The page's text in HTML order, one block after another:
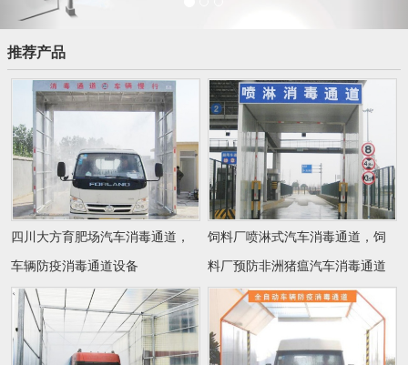
推荐产品
四川大方育肥场汽车消毒通道，
车辆防疫消毒通道设备
饲料厂喷淋式汽车消毒通道，饲
料厂预防非洲猪瘟汽车消毒通道